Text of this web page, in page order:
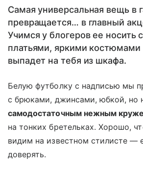
Самая универсальная вещь в
превращается… в главный
Учимся у блогеров ее носить
платьями, яркими костюмами
выпадет на тебя из шкафа.
Белую футболку с надписью мы
с брюками, джинсами, юбкой, но
самодостаточным нежным
на тонких бретельках. Хорошо,
видим на известном стилисте —
доверять.